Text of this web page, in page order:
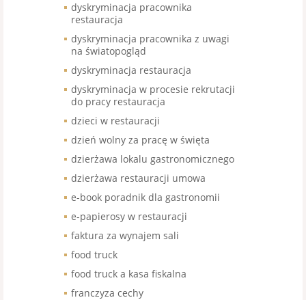
dyskryminacja pracownika
restauracja
dyskryminacja pracownika z uwagi
na światopogląd
dyskryminacja restauracja
dyskryminacja w procesie rekrutacji
do pracy restauracja
dzieci w restauracji
dzień wolny za pracę w święta
dzierżawa lokalu gastronomicznego
dzierżawa restauracji umowa
e-book poradnik dla gastronomii
e-papierosy w restauracji
faktura za wynajem sali
food truck
food truck a kasa fiskalna
franczyza cechy